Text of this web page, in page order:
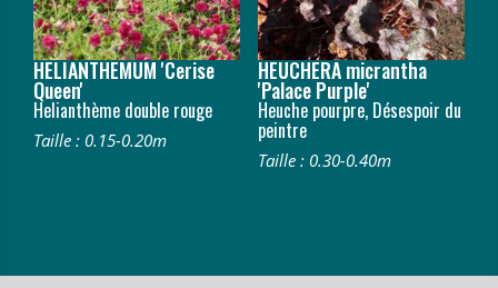
HELIANTHEMUM 'Cerise
Queen'
Helianthème double rouge
Taille : 0.15-0.20m
HEUCHERA micrantha
'Palace Purple'
Heuche pourpre, Désespoir du
peintre
Taille : 0.30-0.40m